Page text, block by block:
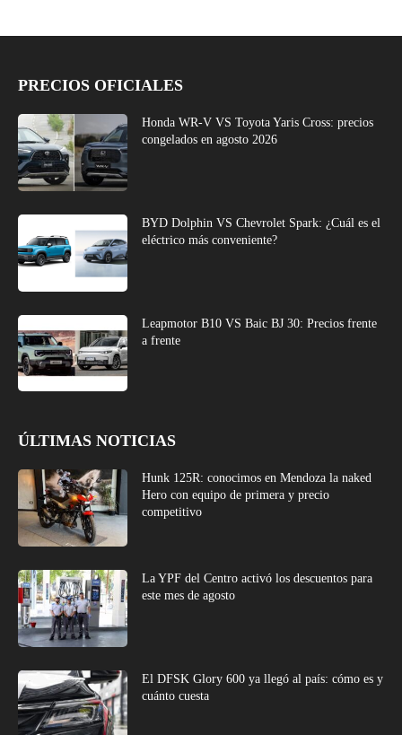
PRECIOS OFICIALES
Honda WR-V VS Toyota Yaris Cross: precios
congelados en agosto 2026
BYD Dolphin VS Chevrolet Spark: ¿Cuál es el
eléctrico más conveniente?
Leapmotor B10 VS Baic BJ 30: Precios frente
a frente
ÚLTIMAS NOTICIAS
Hunk 125R: conocimos en Mendoza la naked
Hero con equipo de primera y precio
competitivo
La YPF del Centro activó los descuentos para
este mes de agosto
El DFSK Glory 600 ya llegó al país: cómo es y
cuánto cuesta